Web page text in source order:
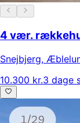
4 vær.
Snejbjerg,
10.300 kr.3 dage